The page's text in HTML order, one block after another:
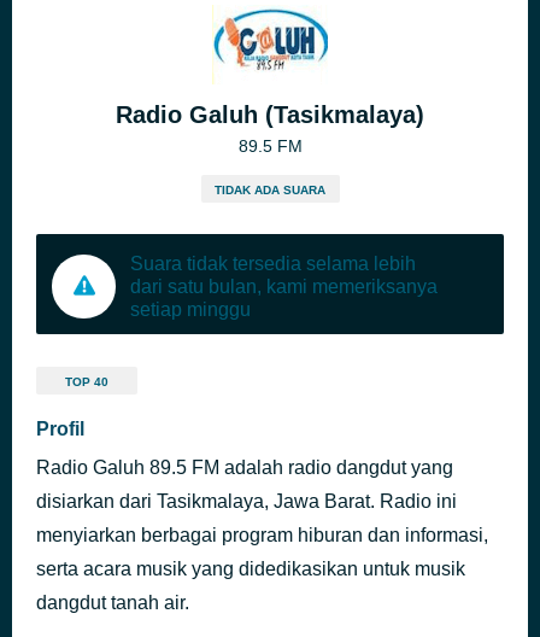
Radio Galuh (Tasikmalaya)
89.5 FM
TIDAK ADA SUARA
Suara tidak tersedia selama lebih
dari satu bulan, kami memeriksanya
setiap minggu
TOP 40
Profil
Radio Galuh 89.5 FM adalah radio dangdut yang
disiarkan dari Tasikmalaya, Jawa Barat. Radio ini
menyiarkan berbagai program hiburan dan informasi,
serta acara musik yang didedikasikan untuk musik
dangdut tanah air.